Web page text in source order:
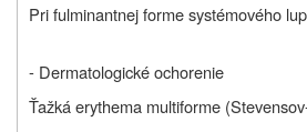
Pri fulminantnej forme systémového
- Dermatologické ochorenie
Ťažká erythema multiforme